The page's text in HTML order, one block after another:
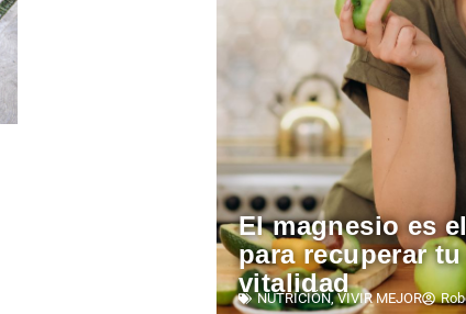
El magnesio es
para recuperar
vitalidad
NUTRICIÓN,VIVIR MEJOR